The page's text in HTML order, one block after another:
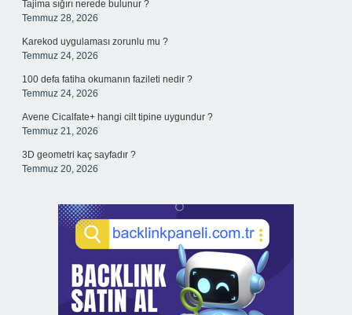
Tajima sığırı nerede bulunur ?
Temmuz 28, 2026
Karekod uygulaması zorunlu mu ?
Temmuz 24, 2026
100 defa fatiha okumanın fazileti nedir ?
Temmuz 24, 2026
Avene Cicalfate+ hangi cilt tipine uygundur ?
Temmuz 21, 2026
3D geometri kaç sayfadır ?
Temmuz 20, 2026